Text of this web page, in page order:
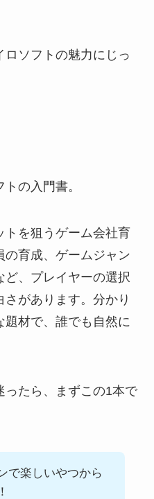
ソフトの魅力にじっ
の入門書。
トを狙うゲーム会社育
の育成、ゲームジャン
ど、プレイヤーの選択
があります。分かり
材で、誰でも自然に
ったら、まずこの1本で
で楽しいやつから